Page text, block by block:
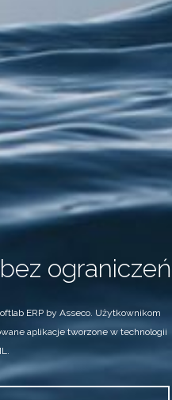
ograniczeń
ERP by Asseco. Użytkownikom
aplikacje tworzone w technologii